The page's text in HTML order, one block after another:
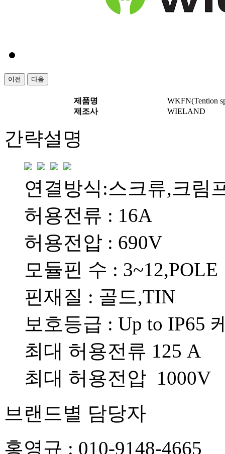
이전 다음
제품명
WKFN(Tention
제조사
WIELAND
간략설명
연결방식:스크류,크림
허용전류 : 16A
허용전압 : 690V
모듈핀 수 : 3~12,POLE
핀재질 : 골드,TIN
보호등급 : Up to IP65
최대 허용전류 125 A
최대 허용전압 1000V
브랜드별 담당자
홍영규 : 010-9148-4665